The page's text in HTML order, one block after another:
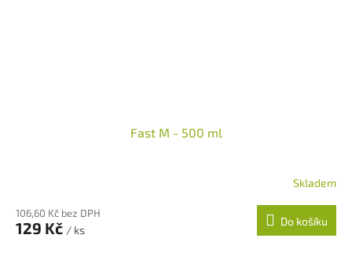
Fast M - 500 ml
Skladem
106,60 Kč bez DPH
129 Kč / ks
Do košíku